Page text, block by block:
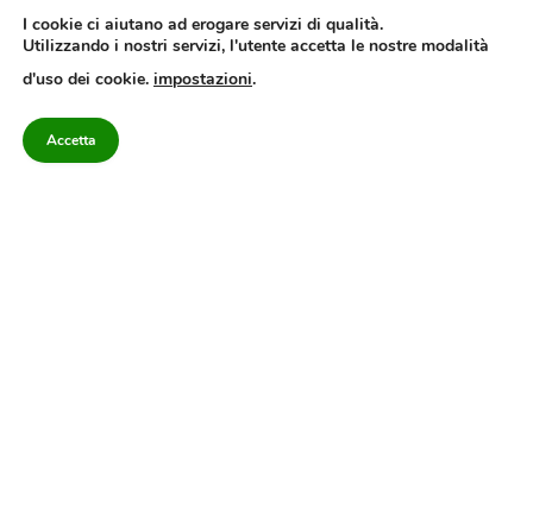
10/9/2012. Iscritto nel Registro Operatori di Comunicazione al n.7671
Avellino – Cap.Soc. 20.000 € – REA 187346 – PI/CF. Reg. naz. stampa 10218/99
I cookie ci aiutano ad erogare servizi di qualità.
Utilizzando i nostri servizi, l'utente accetta le nostre modalità
d'uso dei cookie. impostazioni.
Accetta